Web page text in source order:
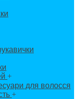
+
для волосся
+